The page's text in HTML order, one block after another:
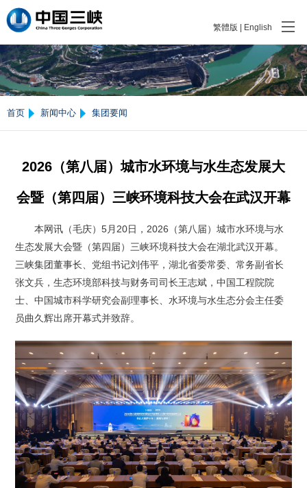
繁體版 English
首页 新闻中心 集团要闻
2026（第八届）城市水环境与水生态发展大
会暨（第四届）三峡环境科技大会在武汉开幕
本网讯（毛庆）5月20日，2026（第八届）城市水环境与水
生态发展大会暨（第四届）三峡环境科技大会在湖北武汉开幕。
三峡集团董事长、党组书记刘伟平，湖北省委常委、常务副省长
张文兵，生态环境部科技与财务司司长王志斌，中国工程院院
士、中国城市科学研究会副理事长、水环境与水生态分会主任委
员曲久辉出席开幕式并致辞。